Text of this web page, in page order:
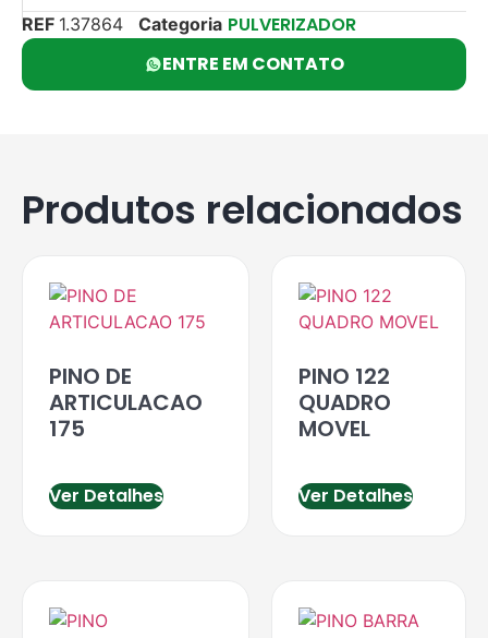
REF 1.37864 Categoria PULVERIZADOR
ENTRE EM CONTATO
Produtos relacionados
PINO DE
ARTICULACAO
175
Ver Detalhes
PINO 122
QUADRO
MOVEL
Ver Detalhes